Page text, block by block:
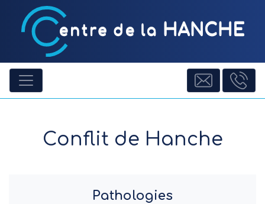
Conflit de Hanche
Pathologies